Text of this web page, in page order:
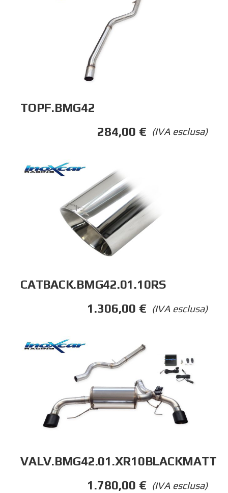
TOPF.BMG42
(IVA esclusa)
284,00 €
CATBACK.BMG42.01.10RS
(IVA esclusa)
1.306,00 €
VALV.BMG42.01.XR10BLACKMATT
(IVA esclusa)
1.780,00 €